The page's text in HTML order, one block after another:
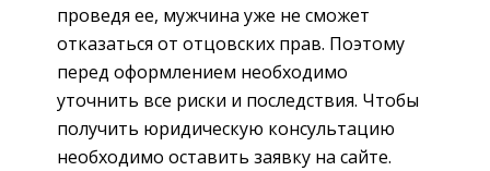
проведя ее, мужчина уже не сможет
отказаться от отцовских прав. Поэтому
перед оформлением необходимо
уточнить все риски и последствия. Чтобы
получить юридическую консультацию
необходимо оставить заявку на сайте.